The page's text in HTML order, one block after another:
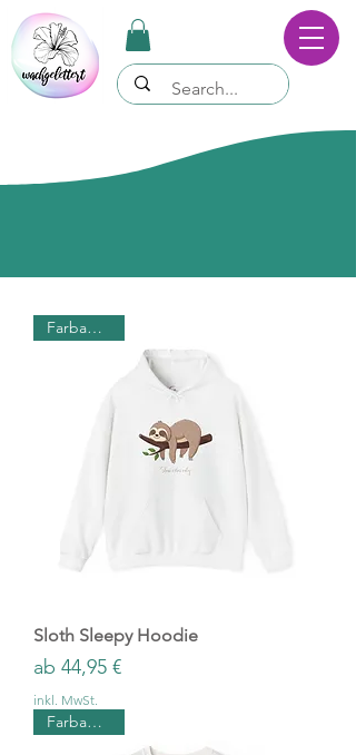
Farbauswahl
Sloth Sleepy Hoodie
ab 44,95 €
Sale-Preis
inkl. MwSt.
Farbauswahl